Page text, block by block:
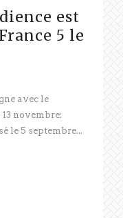
est
5 le
avec le
novembre:
le 5 septembre...